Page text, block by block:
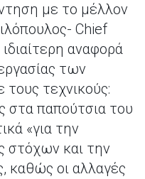
με το μέλλον
Chief
αναφορά
των
τεχνικούς:
στα παπούτσια του
«για την
στόχων και την
καθώς οι αλλαγές